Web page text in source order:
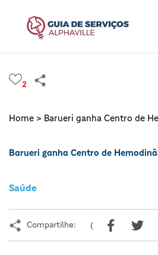
2
Home > Barueri ganha Centro de
Barueri ganha Centro de
Saúde
Compartilhe: (